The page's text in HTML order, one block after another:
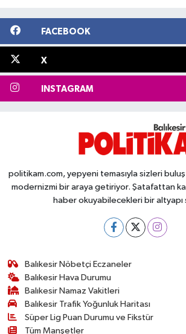
FACEBOOK
X
INSTAGRAM
politikam.com, yepyeni temasıyla sizleri
modernizmi bir araya getiriyor. Şatafattan
haber okuyabilecekleri bir altyapı
Balıkesir Nöbetçi Eczaneler
Balıkesir Hava Durumu
Balıkesir Namaz Vakitleri
Balıkesir Trafik Yoğunluk Haritası
Süper Lig Puan Durumu ve Fikstür
Tüm Manşetler